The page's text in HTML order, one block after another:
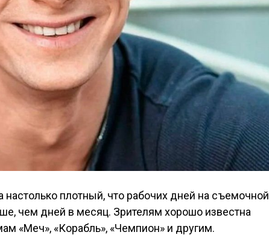
плотный, что рабочих дней на съемочной
чем дней в месяц. Зрителям хорошо известна
«Меч», «Корабль», «Чемпион» и другим.